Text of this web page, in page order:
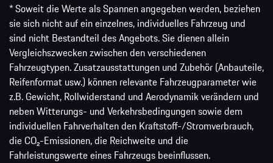
* Soweit die Werte als Spannen angegeben werden, beziehen
sie sich nicht auf ein einzelnes, individuelles Fahrzeug und
sind nicht Bestandteil des Angebots. Sie dienen allein
Vergleichszwecken zwischen den verschiedenen
Fahrzeugtypen. Zusatzausstattungen und Zubehör (Anbauteile,
Reifenformat usw.) können relevante Fahrzeugparameter wie
z.B. Gewicht, Rollwiderstand und Aerodynamik verändern und
neben Witterungs- und Verkehrsbedingungen sowie dem
individuellen Fahrverhalten den Kraftstoff-/Stromverbrauch,
die CO₂-Emissionen, die Reichweite und die
Fahrleistungswerte eines Fahrzeugs beeinflussen.